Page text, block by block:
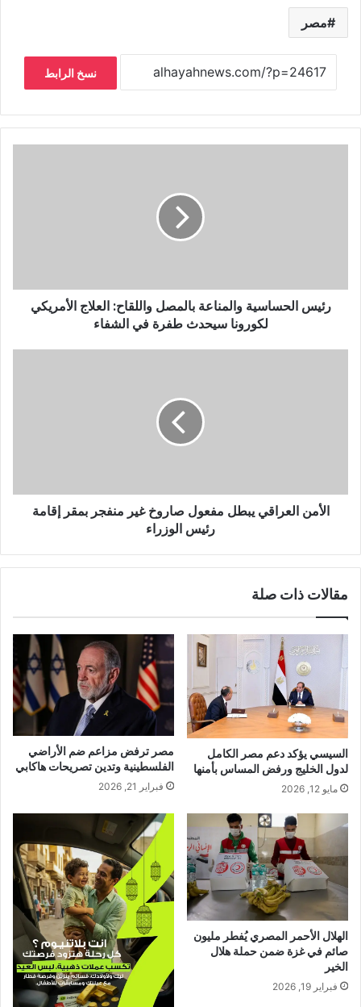
مصر
نسخ الرابط
رئيس الحساسية والمناعة بالمصل واللقاح: العلاج الأمريكي
لكورونا سيحدث طفرة في الشفاء
الأمن العراقي يبطل مفعول صاروخ غير منفجر بمقر إقامة
رئيس الوزراء
مقالات ذات صلة
السيسي يؤكد دعم مصر الكامل
لدول الخليج ورفض المساس بأمنها
مايو 12, 2026
مصر ترفض مزاعم ضم الأراضي
الفلسطينية وتدين تصريحات هاكابي
فبراير 21, 2026
الهلال الأحمر المصري يُفطر مليون
صائم في غزة ضمن حملة هلال
الخير
فبراير 19, 2026